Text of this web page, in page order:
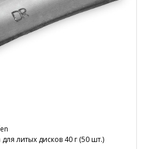
литых дисков 40 г (50 шт.)